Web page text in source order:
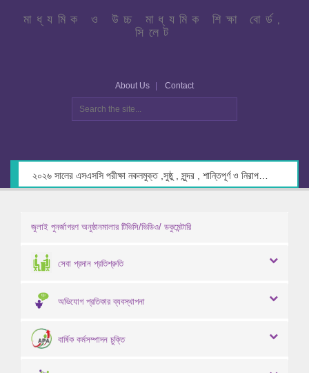
মাধ্যমিক ও উচ্চ মাধ্যমিক শিক্ষা বোর্ড,
সিলেট
About Us Contact
জুলাই পুনর্জাগরণ অনুষ্ঠানমালার টিভিসি/ভিডিও/ ডকুমেন্টারি
সেবা প্রদান প্রতিশ্রুতি
অভিযোগ প্রতিকার ব্যবস্থাপনা
বার্ষিক কর্মসম্পাদন চুক্তি